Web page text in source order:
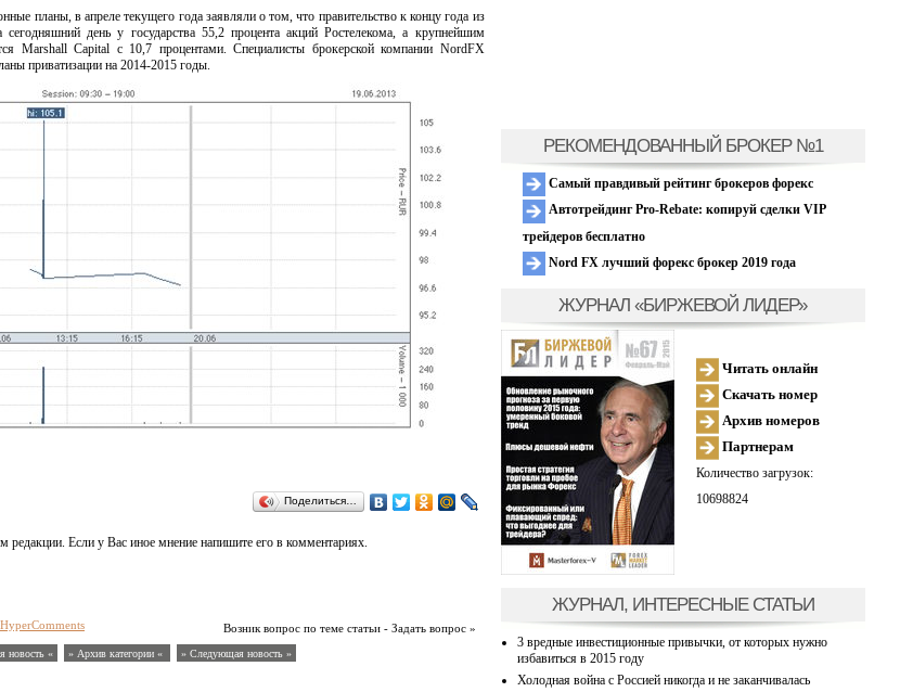
планы, в апреле текущего года заявляли о том, что правительство к концу года из
день у государства 55,2 процента акций Ростелекома, а крупнейшим
Marshall Capital с 10,7 процентами. Специалисты брокерской компании NordFX
приватизации на 2014-2015 годы.
Поделиться…
редакции. Если у Вас иное мнение напишите его в комментариях.
Возник вопрос по теме статьи - Задать вопрос »
новость « » Архив категории « » Следующая новость »
РЕКОМЕНДОВАННЫЙ БРОКЕР №1
Самый правдивый рейтинг брокеров форекс
Автотрейдинг Pro-Rebate: копируй сделки VIP
трейдеров бесплатно
Nord FX лучший форекс брокер 2019 года
ЖУРНАЛ «БИРЖЕВОЙ ЛИДЕР»
Читать онлайн
Скачать номер
Архив номеров
Партнерам
Количество загрузок:
10698824
ЖУРНАЛ, ИНТЕРЕСНЫЕ СТАТЬИ
3 вредные инвестиционные привычки, от которых нужно
избавиться в 2015 году
Холодная война с Россией никогда и не заканчивалась